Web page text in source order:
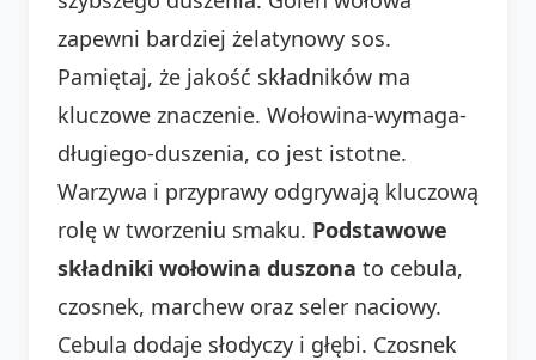
zapewni bardziej żelatynowy sos.
Pamiętaj, że jakość składników ma
kluczowe znaczenie. Wołowina-wymaga-
długiego-duszenia, co jest istotne.
Warzywa i przyprawy odgrywają kluczową
rolę w tworzeniu smaku. Podstawowe
składniki wołowina duszona to cebula,
czosnek, marchew oraz seler naciowy.
Cebula dodaje słodyczy i głębi. Czosnek